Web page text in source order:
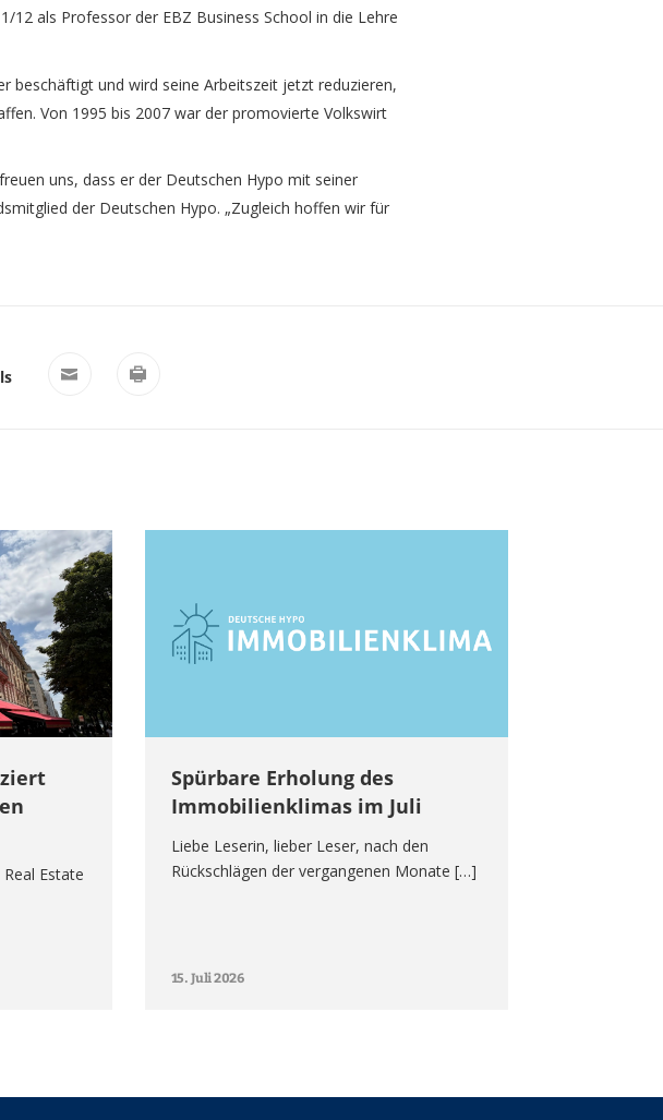
als Professor der EBZ Business School in die Lehre
beschäftigt und wird seine Arbeitszeit jetzt reduzieren,
Von 1995 bis 2007 war der promovierte Volkswirt
uns, dass er der Deutschen Hypo mit seiner
der Deutschen Hypo. „Zugleich hoffen wir für
Estate
Spürbare Erholung des
Immobilienklimas im Juli
Liebe Leserin, lieber Leser, nach den
Rückschlägen der vergangenen Monate […]
15. Juli 2026